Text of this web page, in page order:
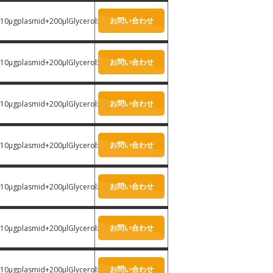
10μgplasmid+200μlGlycerol:
-
お問い合わせ
10μgplasmid+200μlGlycerol:
-
お問い合わせ
10μgplasmid+200μlGlycerol:
-
お問い合わせ
10μgplasmid+200μlGlycerol:
-
お問い合わせ
10μgplasmid+200μlGlycerol:
-
お問い合わせ
10μgplasmid+200μlGlycerol:
-
お問い合わせ
10μgplasmid+200μlGlycerol:
-
お問い合わせ